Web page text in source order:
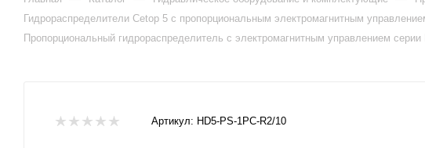
Гидрораспределители Cetop 5 c пропорциональным электромагнитным
Пропорциональный гидрораспределитель с электромагнитным управлением
Артикул: HD5-PS-1PC-R2/10